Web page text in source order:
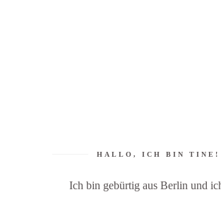
HALLO, ICH BIN TINE!
Ich bin gebürtig aus Berlin und